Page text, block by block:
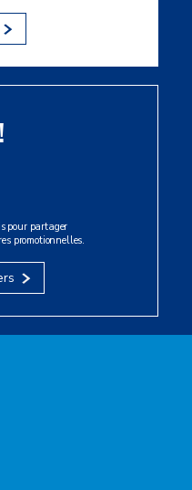
pour partager
promotionnelles.